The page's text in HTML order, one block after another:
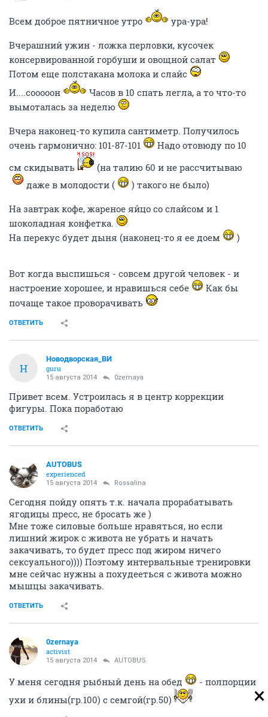
Всем доброе пятничное утро
ура-ура!
Вчерашний ужин - ложка перловки, кусочек
консервированной горбуши и овощной салат
Потом еще полстакана молока и слайс
И....сооооон
Часов в 10 спать легла, а то что-то
вымоталась за неделю
Вчера наконец-то купила сантиметр. Получилось
очень гармонично: 101-87-101
Надо отовюду по 10
см скидывать
(на талию 60 и не рассчитываю
даже в молодости (
) такого не было)
На завтрак кофе, жареное яйцо со слайсом и 1
шоколадная конфетка.
На перекус будет дыня (наконец-то я ее доем
)
Вот когда выспишься - совсем другой человек - и
настроение хорошее, и нравишься себе
Как бы
почаще такое проворачивать
ОТВЕТИТЬ
Н
Новодворcкая_ВИ
guru
15 августа 2014 0zernaya
Привет всем. Устроилась я в центр коррекции
фигуры. Пока поработаю
ОТВЕТИТЬ
AUTOBUS
experienced
15 августа 2014 Rossalina
Сегодня пойду опять т.к. начала прорабатывать
ягодицы пресс, не бросать же )
Мне тоже силовые больше нравяться, но если
лишний жирок с живота не убрать и начать
закачивать, то будет пресс под жиром ничего
сексуального)))) Поэтому интервальные тренировки
мне сейчас нужны а похудееться с живота можно
мышцы закачивать.
ОТВЕТИТЬ
0zernaya
activist
15 августа 2014 AUTOBUS
У меня сегодня рыбный день на обед
- полпорции
ухи и блины(гр.100) с семгой(гр.50)